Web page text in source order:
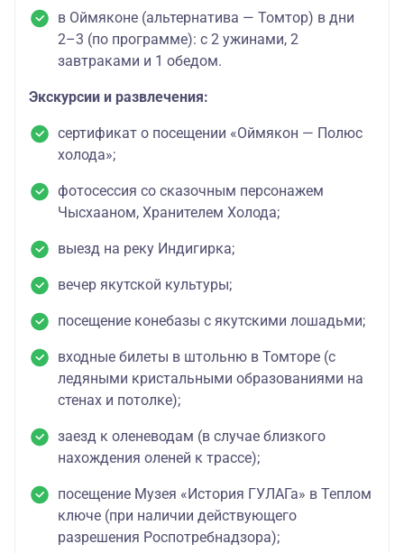
в Оймяконе (альтернатива — Томтор) в дни
2–3 (по программе): с 2 ужинами, 2
завтраками и 1 обедом.
Экскурсии и развлечения:
сертификат о посещении «Оймякон — Полюс
холода»;
фотосессия со сказочным персонажем
Чысхааном, Хранителем Холода;
выезд на реку Индигирка;
вечер якутской культуры;
посещение конебазы с якутскими лошадьми;
входные билеты в штольню в Томторе (с
ледяными кристальными образованиями на
стенах и потолке);
заезд к оленеводам (в случае близкого
нахождения оленей к трассе);
посещение Музея «История ГУЛАГа» в Теплом
ключе (при наличии действующего
разрешения Роспотребнадзора);